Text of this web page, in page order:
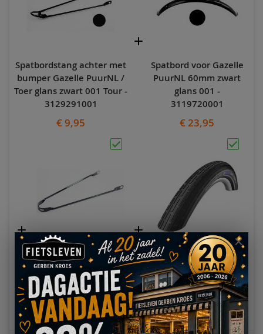
Spatbordstang achter met
bumper Gazelle PuurNL /
Toer glans zwart 001 Tour -
3129291001
€ 9,95
Spatbord voor Gazelle
PuurNL 60mm zwart
glans 001 -
3119720001
€ 23,95
Spatbordstang voor
Gazelle PuurNL glans
zwart 001 -
3129290001
€ 9,95
Buitenband Schwalbe
Fat Frank 28x2.00 50-
622 ZWART
€ 26,90